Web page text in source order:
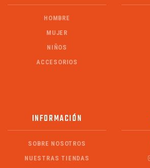
HOMBRE
MUJER
NIÑOS
ACCESORIOS
INFORMACIÓN
SOBRE NOSOTROS
NUESTRAS TIENDAS